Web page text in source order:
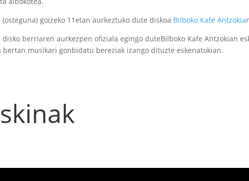
goizeko 11etan aurkeztuko dute diskoa Bilboko Kafe Antzokia
berriaren aurkezpen ofiziala egingo duteBilboko Kafe Antzokian
bertan musikari gonbidatu bereziak izango dituzte eskenatokian.